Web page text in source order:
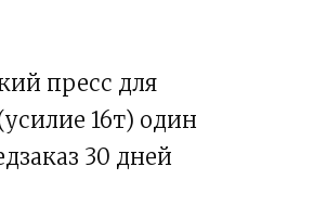
пресс для
16т) один
30 дней